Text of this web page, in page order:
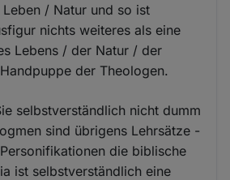
/ Natur und so ist
nichts weiteres als eine
Lebens / der Natur / der
der Theologen.
selbstverständlich nicht dumm
sind übrigens Lehrsätze -
die biblische
ist selbstverständlich eine